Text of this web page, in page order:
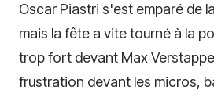
Oscar Piastri s'est emparé de
mais la fête a vite tourné à la
trop fort devant Max
frustration devant les micros,